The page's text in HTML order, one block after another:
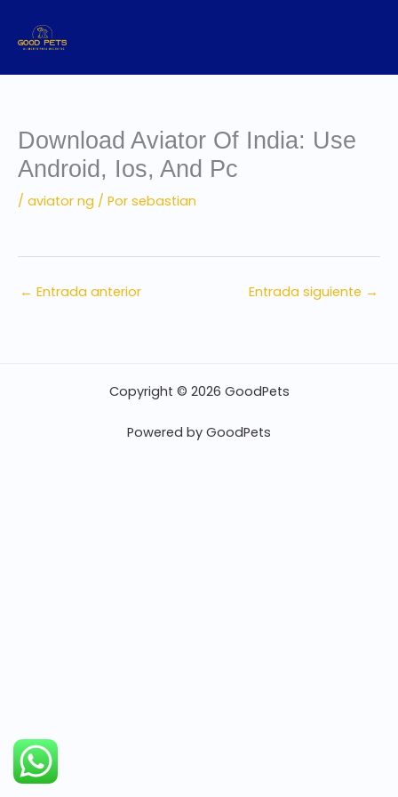
contenido
Download Aviator Of India: Use
Android, Ios, And Pc
/ aviator ng / Por sebastian
← Entrada anterior Entrada siguiente →
Copyright © 2026 GoodPets
Powered by GoodPets